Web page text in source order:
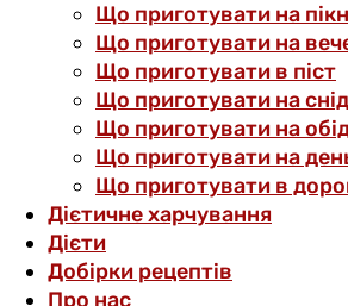
Що приготувати на
Що приготувати на
Що приготувати в піст
Що приготувати на
Що приготувати на
Що приготувати на
Що приготувати в
Дієтичне харчування
Дієти
Добірки рецептів
Про нас